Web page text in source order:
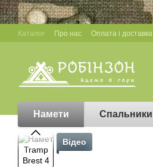
Перейти до основного контенту
Каталог Про нас Оплата і доставка
Намети Спальники
Відео